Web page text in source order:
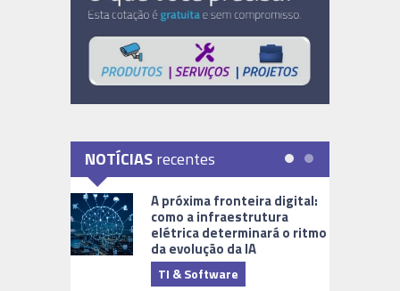
NOTÍCIASrecentes
A próxima fronteira digital:
como a infraestrutura
elétrica determinará o ritmo
da evolução da IA
TI & Software